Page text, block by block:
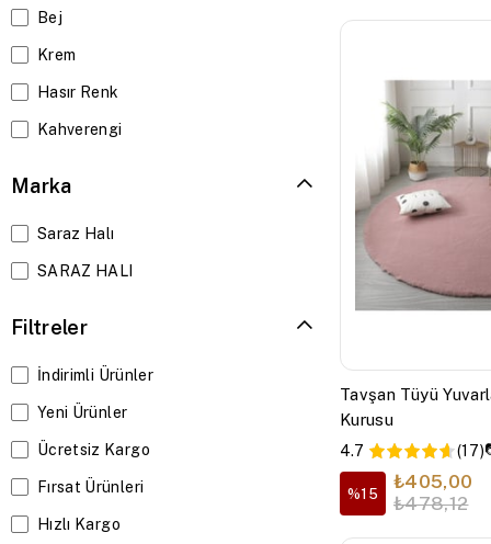
Bej
Krem
Hasır Renk
Kahverengi
Marka
Saraz Halı
SARAZ HALI
Filtreler
İndirimli Ürünler
Yeni Ürünler
Ücretsiz Kargo
Fırsat Ürünleri
Hızlı Kargo
Tavşan Tüyü
Kurusu
4.7 (17)
%15
₺405,00
₺478,12